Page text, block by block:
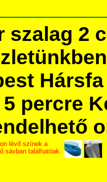
szalag 2
percre
lévő színek a
sávban találhatóak.